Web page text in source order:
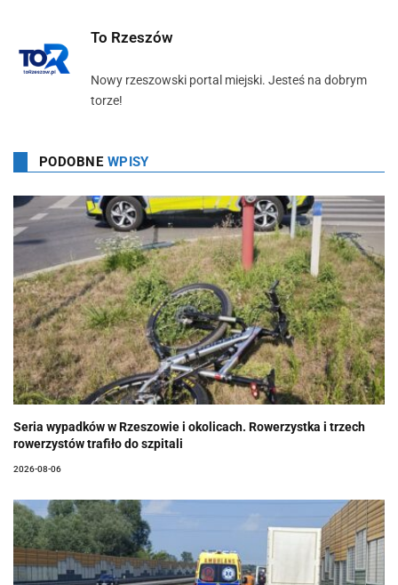
To Rzeszów
Nowy rzeszowski portal miejski. Jesteś na dobrym
torze!
PODOBNE WPISY
Seria wypadków w Rzeszowie i okolicach. Rowerzystka i trzech
rowerzystów trafiło do szpitali
2026-08-06